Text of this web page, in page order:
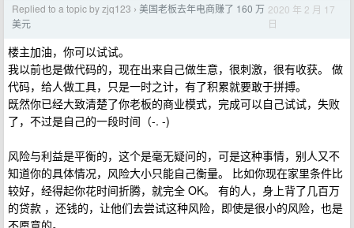
Replied to a topic by zjq123 › 美国老板去年电商赚了 160 万
美元
2020 年 2 月 17
日
楼主加油，你可以试试。
我以前也是做代码的，现在出来自己做生意，很刺激，很有收获。 做
代码，给人做工具，只是一时之计，有了积累就要敢于拼搏。
既然你已经大致清楚了你老板的商业模式，完成可以自己试试，失败
了，不过是自己的一段时间（-. -)
风险与利益是平衡的，这个是毫无疑问的，可是这种事情，别人又不
知道你的具体情况，风险大小只能自己衡量。 比如你现在家里条件比
较好，经得起你花时间折腾，就完全 OK。 有的人，身上背了几百万
的贷款 ，还钱的，让他们去尝试这种风险，即使是很小的风险，也是
不愿意的。